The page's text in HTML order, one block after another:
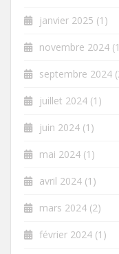
janvier 2025 (1)
novembre 2024
septembre 2024
juillet 2024 (1)
juin 2024 (1)
mai 2024 (1)
avril 2024 (1)
mars 2024 (2)
février 2024 (1)